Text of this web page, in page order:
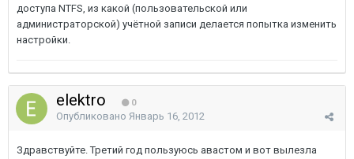
доступа NTFS, из какой (пользовательской или
администраторской) учётной записи делается попытка изменить
настройки.
elektro 0
Опубликовано Январь 16, 2012
Здравствуйте. Третий год пользуюсь авастом и вот вылезла